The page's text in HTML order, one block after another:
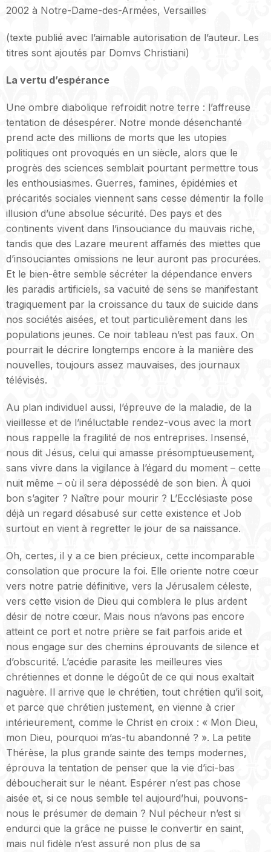
2002 à Notre-Dame-des-Armées, Versailles
(texte publié avec l’aimable autorisation de l’auteur. Les
titres sont ajoutés par Domvs Christiani)
La vertu d’espérance
Une ombre diabolique refroidit notre terre : l’affreuse
tentation de désespérer. Notre monde désenchanté
prend acte des millions de morts que les utopies
politiques ont provoqués en un siècle, alors que le
progrès des sciences semblait pourtant permettre tous
les enthousiasmes. Guerres, famines, épidémies et
précarités sociales viennent sans cesse démentir la folle
illusion d’une absolue sécurité. Des pays et des
continents vivent dans l’insouciance du mauvais riche,
tandis que des Lazare meurent affamés des miettes que
d’insouciantes omissions ne leur auront pas procurées.
Et le bien-être semble sécréter la dépendance envers
les paradis artificiels, sa vacuité de sens se manifestant
tragiquement par la croissance du taux de suicide dans
nos sociétés aisées, et tout particulièrement dans les
populations jeunes. Ce noir tableau n’est pas faux. On
pourrait le décrire longtemps encore à la manière des
nouvelles, toujours assez mauvaises, des journaux
télévisés.
Au plan individuel aussi, l’épreuve de la maladie, de la
vieillesse et de l’inéluctable rendez-vous avec la mort
nous rappelle la fragilité de nos entreprises. Insensé,
nous dit Jésus, celui qui amasse présomptueusement,
sans vivre dans la vigilance à l’égard du moment – cette
nuit même – où il sera dépossédé de son bien. À quoi
bon s’agiter ? Naître pour mourir ? L’Ecclésiaste pose
déjà un regard désabusé sur cette existence et Job
surtout en vient à regretter le jour de sa naissance.
Oh, certes, il y a ce bien précieux, cette incomparable
consolation que procure la foi. Elle oriente notre cœur
vers notre patrie définitive, vers la Jérusalem céleste,
vers cette vision de Dieu qui comblera le plus ardent
désir de notre cœur. Mais nous n’avons pas encore
atteint ce port et notre prière se fait parfois aride et
nous engage sur des chemins éprouvants de silence et
d’obscurité. L’acédie parasite les meilleures vies
chrétiennes et donne le dégoût de ce qui nous exaltait
naguère. Il arrive que le chrétien, tout chrétien qu’il soit,
et parce que chrétien justement, en vienne à crier
intérieurement, comme le Christ en croix : « Mon Dieu,
mon Dieu, pourquoi m’as-tu abandonné ? ». La petite
Thérèse, la plus grande sainte des temps modernes,
éprouva la tentation de penser que la vie d’ici-bas
déboucherait sur le néant. Espérer n’est pas chose
aisée et, si ce nous semble tel aujourd’hui, pouvons-
nous le présumer de demain ? Nul pécheur n’est si
endurci que la grâce ne puisse le convertir en saint,
mais nul fidèle n’est assuré non plus de sa